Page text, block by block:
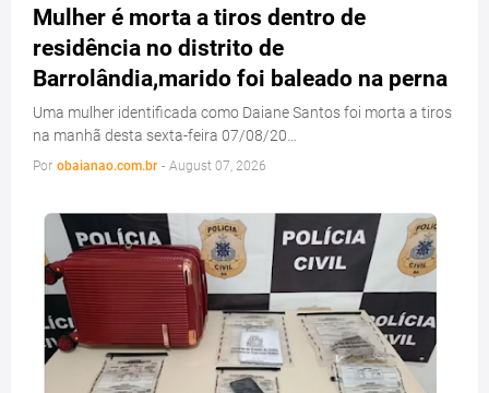
Mulher é morta a tiros dentro de
residência no distrito de
Barrolândia,marido foi baleado na perna
Uma mulher identificada como Daiane Santos foi morta a tiros
na manhã desta sexta-feira 07/08/20…
Por obaianao.com.br - August 07, 2026